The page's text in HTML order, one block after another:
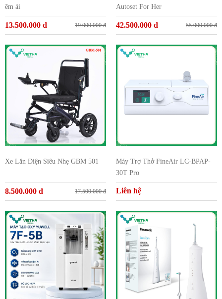
êm ái
13.500.000 đ 19.000.000 đ
Autoset For Her
42.500.000 đ 55.000.000 đ
Xe Lăn Điện Siêu Nhẹ GBM 501
8.500.000 đ 17.500.000 đ
Máy Trợ Thở FineAir LC-BPAP-
30T Pro
Liên hệ